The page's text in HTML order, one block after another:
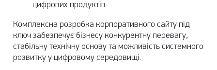
цифрових продуктів.
Комплексна розробка корпоративного сайту під
ключ забезпечує бізнесу конкурентну перевагу,
стабільну технічну основу та можливість системного
розвитку у цифровому середовищі.